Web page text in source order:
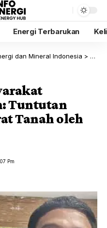
Energi Terbarukan
dan Mineral Indonesia > Blog
Tuntutan
Tanah oleh
Pm